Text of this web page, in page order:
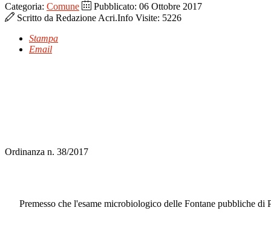
Categoria: Comune
Pubblicato: 06 Ottobre 2017
Scritto da Redazione Acri.Info Visite: 5226
Stampa
Email
Ordinanza n. 38/2017
Premesso che l'esame microbiologico delle Fontane pubbliche